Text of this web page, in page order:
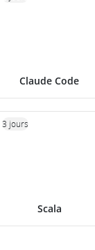
Claude Code
Scala
3 jours